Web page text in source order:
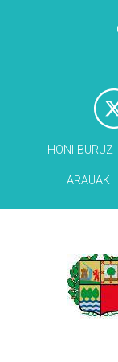
HONI BURUZ
ARAUAK